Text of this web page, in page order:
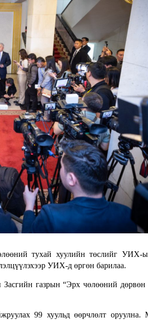
тухай хуулийн төслийг УИХ-
УИХ-д өргөн барилаа.
газрын “Эрх чөлөөний дөрвөн
99 хуульд өөрчлөлт оруулна.